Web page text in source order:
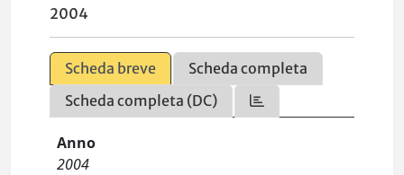
2004
Scheda breve
Scheda completa
Scheda completa (DC)
Anno
2004